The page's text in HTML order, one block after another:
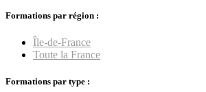
Formations par région :
Île-de-France
Toute la France
Formations par type :